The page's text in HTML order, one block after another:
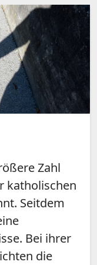
Zahl
katholischen
Seitdem
Bei ihrer
die